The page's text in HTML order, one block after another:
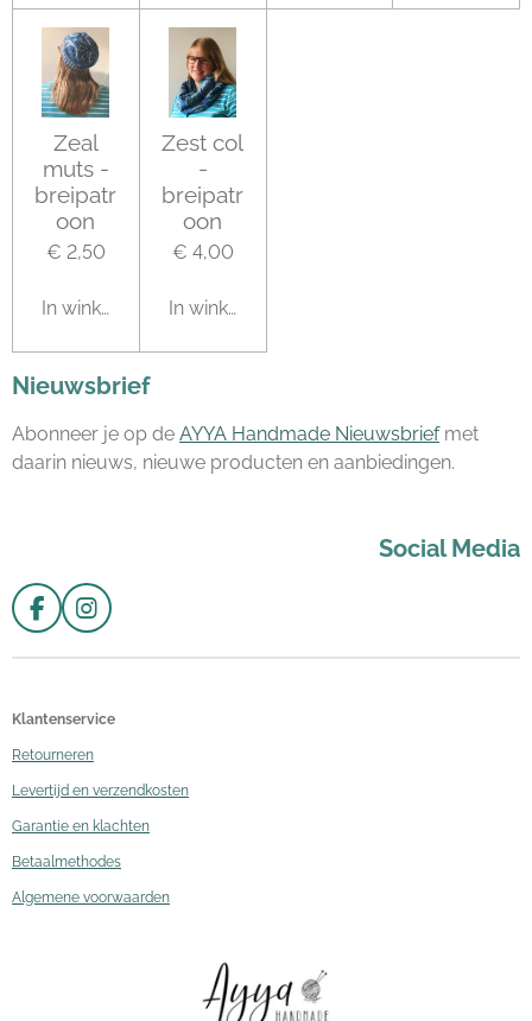
Zeal
muts -
breipatr
oon
€ 2,50
In winkelwagen
Zest col
-
breipatr
oon
€ 4,00
In winkelwagen
Nieuwsbrief
Abonneer je op de AYYA Handmade Nieuwsbriefmet
daarin nieuws, nieuwe producten en aanbiedingen.
Social Media
F
a
c
o
o
I
n
s
g
r
m
Klantenservice
Retourneren
Levertijd en verzendkosten
Garantie en klachten
Betaalmethodes
Algemene voorwaarden